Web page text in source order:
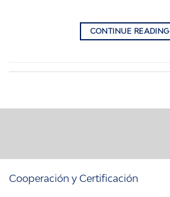
CONTINUE READING
Cooperación y Certificación